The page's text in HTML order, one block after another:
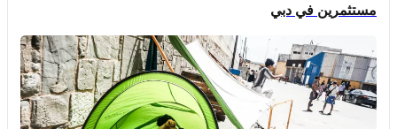
مستثمرين في دبي